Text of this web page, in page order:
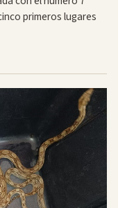
primeros lugares